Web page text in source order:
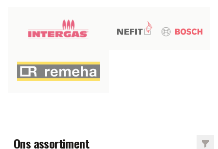
Ons assortiment